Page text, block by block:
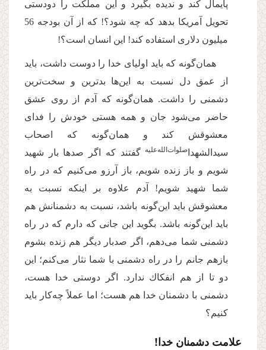
پایمال كند و ندیده بگیرد و این مملكت را دودستی
تحویل آمریكا بدهد كه چه شود؟! كه از آن بودجه 56
میلیون دلارى استفاده كند! این انسان است؟!
همان‌گونه كه باید اولیاى خدا را دوست داشت، باید
از عمق دل نسبت به این‌ها بدترین و سخت‌‌ترین
دشمنى را داشت. همان‌گونه كه آدم از روى عشق
حاضر مى‌‌شود جان و همه هستى خودش را فداى
معشوقش كند و همان‌گونه كه اصحاب
سیدالشهدا ‌صلوات‌‌الله‌‌علیه‌‌ گفتند که اگر صدها بار شهید
شویم و باز زنده شویم، باز آرزو مى‌‌كنیم كه در راه
شما شهید شویم! آدم علاوه بر اینکه نسبت به
معشوقش باید این‌گونه باشد، نسبت به دشمنانش هم
باید این‌گونه باشد. بگوید این جانى كه دارم که در راه
دشمنى شما مى‌‌دهم، اگر صدبار دیگر هم زنده بشوم
بازهم جانم را در راه دشمنى با شما نثار مى‌‌كنم؛ این
دو تا از هم انفكاك ندارد. اگر دوستى خدا هست،
دشمنى با دشمنان خدا هم هست؛ اما عملاً چه‌کار باید
كنیم؟
علامت دشمنان خدا!